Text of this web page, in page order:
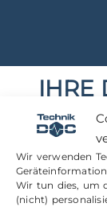
Wir verwenden
Wir tun dies, um
(nicht)
IHRE